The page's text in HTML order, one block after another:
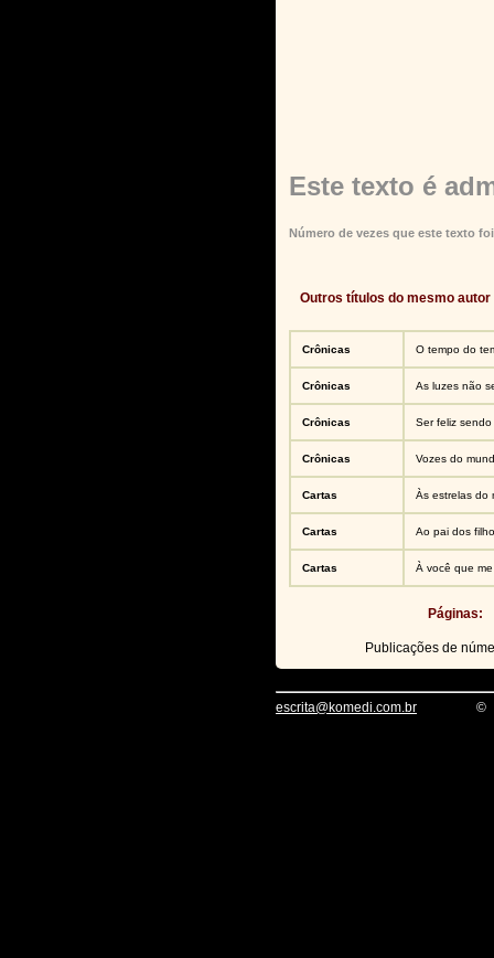
Este texto é
Número de vezes que este texto
Outros títulos do mesmo autor
Crônicas O tempo do
Crônicas As luzes não
Crônicas Ser feliz
Crônicas Vozes do
Cartas Às estrelas do
Cartas Ao pai dos
Cartas À você que
Páginas:
Publicações de
escrita@komedi.com.br ©